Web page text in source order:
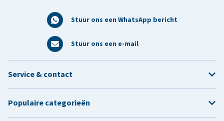
Stuur ons een WhatsApp bericht
Stuur ons een e-mail
Service & contact
Populaire categorieën